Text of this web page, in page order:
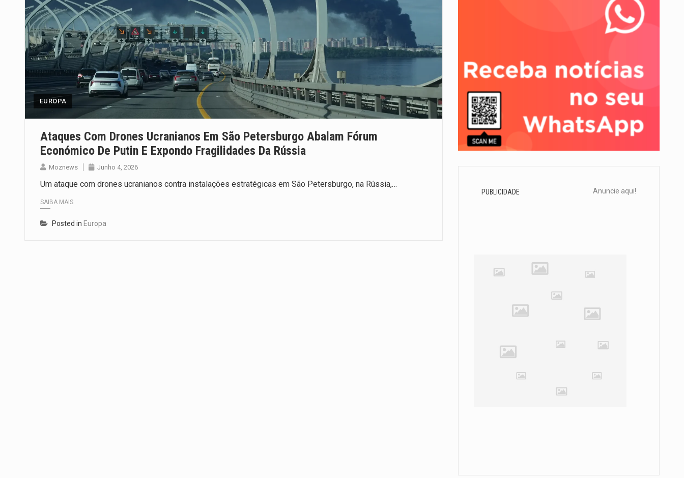
A polícia moçambicana anunciou a detenção de mais um suspeito…
Cover photo suggestion (in English): A police officer outside a…
O Senado dos Estados Unidos aprovou, no dia 7 de…
EUROPA
Ataques Com Drones Ucranianos Em São Petersburgo Abalam Fórum
Económico De Putin E Expondo Fragilidades Da Rússia
Moznews Junho 4, 2026
Um ataque com drones ucranianos contra instalações estratégicas em São Petersburgo, na Rússia,…
SAIBA MAIS
Posted in Europa
PUBLICIDADE Anuncie aqui!